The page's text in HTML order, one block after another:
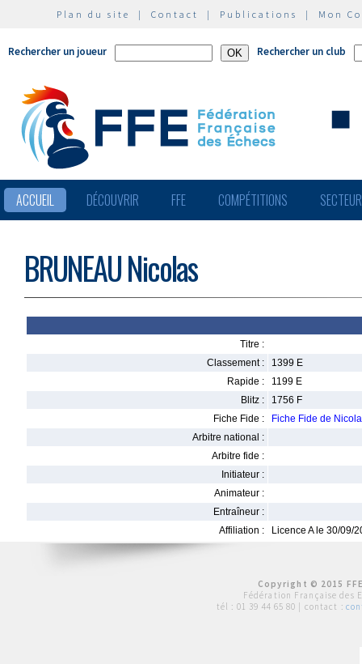
Plan du site | Contact | Publications | Mon
Rechercher un joueur Rechercher un club
ACCUEIL DÉCOUVRIR FFE COMPÉTITIONS
BRUNEAU Nicolas
Titre :
Classement :
1399 E
Rapide :
1199 E
Blitz :
1756 F
Fiche Fide :
Fiche Fide de
Arbitre national :
Arbitre fide :
Initiateur :
Animateur :
Entraîneur :
Affiliation :
Licence A le 30/09/
Copyright © 2015
Fédération Française des
tél : 01 39 44 65 80 | contact :